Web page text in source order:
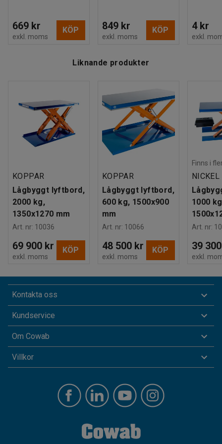
669 kr
exkl. moms
KÖP 849 kr
exkl. moms
KÖP 4 kr
exkl.
Liknande produkter
KOPPAR
Lågbyggt lyftbord,
2000 kg,
1350x1270 mm
Art. nr: 10036
69 900 kr
exkl. moms
KÖP
KOPPAR
Lågbyggt lyftbord,
600 kg, 1500x900
mm
Art. nr: 10066
48 500 kr
exkl. moms
KÖP
Finns i
NICKEL
1000
Art. nr:
39
exkl.
Kontakta oss
Kundservice
Om Cowab
Villkor